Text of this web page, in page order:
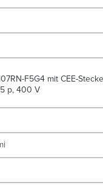
F5G4 mit CEE-
p, 400 V